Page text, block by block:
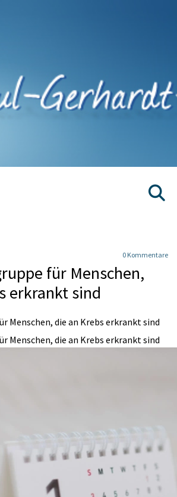
0 Kommentare
für Menschen,
erkrankt sind
Menschen, die an Krebs erkrankt sind
Menschen, die an Krebs erkrankt sind